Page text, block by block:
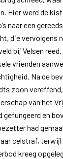
Hier werd de
naar een
die vervolgens
bij Velsen reed.
vrienden
Na de
zoon
van het
gefungeerd en
had
celstraf, terwijl
kreeg